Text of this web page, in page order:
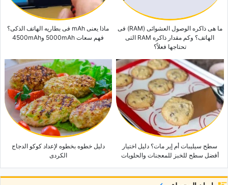
ما هی ذاکره الوصول العشوائی (RAM) فی
الهاتف؟ وکم مقدار ذاکره RAM التی
تحتاجها فعلاً؟
ماذا یعنی mAh فی بطاریه الهاتف الذکی؟
فهم سعات 5000mAh و4500mAh
سطح سیلیبات أم إیر مات؟ دلیل اختیار
أفضل سطح للخبز للمعجنات والحلویات
دلیل خطوه بخطوه لإعداد کوکو الدجاج
الکردی